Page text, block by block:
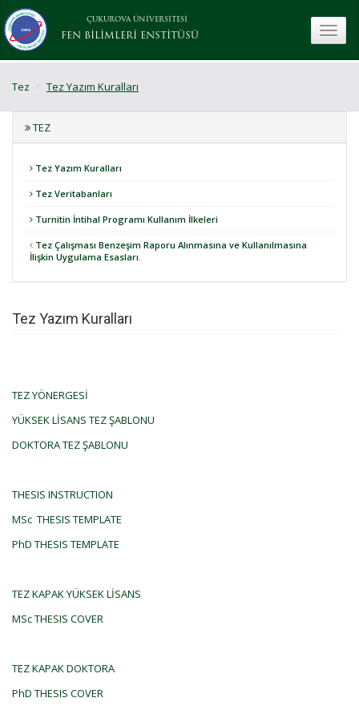
ÇUKUROVA ÜNİVERSİTESİ
FEN BİLİMLERİ ENSTİTÜSÜ
Tez Tez Yazım Kuralları
TEZ
Tez Yazım Kuralları
Tez Veritabanları
Turnitin İntihal Programı Kullanım İlkeleri
Tez Çalışması Benzeşim Raporu Alınmasına ve Kullanılmasına
İlişkin Uygulama Esasları.
Tez Yazım Kuralları
TEZ YÖNERGESİ
YÜKSEK LİSANS TEZ ŞABLONU
DOKTORA TEZ ŞABLONU
THESIS INSTRUCTION
MSc THESIS TEMPLATE
PhD THESIS TEMPLATE
TEZ KAPAK YÜKSEK LİSANS
MSc THESIS COVER
TEZ KAPAK DOKTORA
PhD THESIS COVER